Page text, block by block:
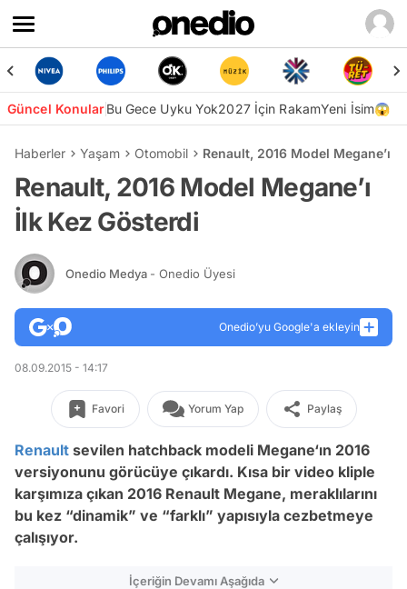
Güncel KonularBu Gece Uyku Yok2027 İçin RakamYeni İsim😱
Haberler Yaşam Otomobil Renault, 2016 Model Megane’ı
Renault, 2016 Model Megane’ı
İlk Kez Gösterdi
Onedio Medya - Onedio Üyesi
Onedio’yu Google'a ekleyin
08.09.2015 - 14:17
Favori Yorum Yap Paylaş
Renault sevilen hatchback modeli Megane‘ın 2016
versiyonunu görücüye çıkardı. Kısa bir video kliple
karşımıza çıkan 2016 Renault Megane, meraklılarını
bu kez “dinamik” ve “farklı” yapısıyla cezbetmeye
çalışıyor.
İçeriğin Devamı Aşağıda